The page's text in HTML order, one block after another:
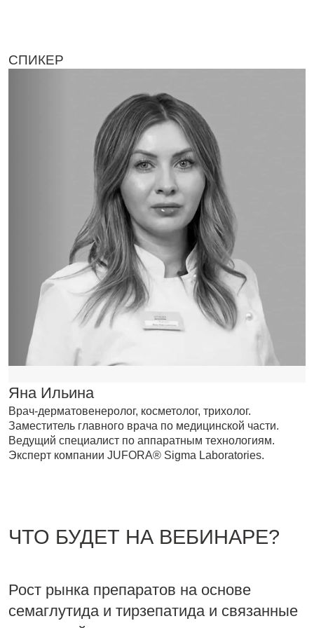
ЧТО БУДЕТ НА ВЕБИНАРЕ?
Рост рынка препаратов на основе
семаглутида и тирзепатида и связанные
СПИКЕР
ФОТО ВРЕМЕННО ОТСУТСВУЕТ
Яна Ильина
Врач-дерматовенеролог, косметолог, трихолог.
Заместитель главного врача по медицинской части.
Ведущий специалист по аппаратным технологиям.
Эксперт компании JUFORA® Sigma Laboratories.